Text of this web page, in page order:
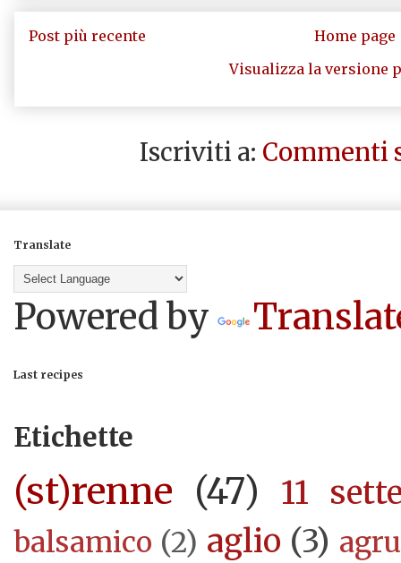
Post più recente
Home page
Visualizza la versione
Iscriviti a: Commenti
Translate
Powered by
Last recipes
Etichette
(st)renne (47) 11
balsamico (2) aglio (3)